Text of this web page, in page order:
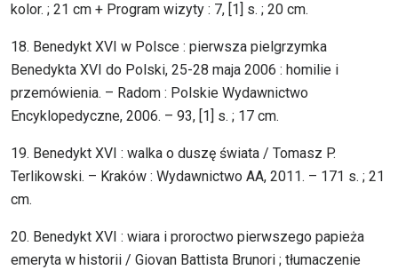
kolor. ; 21 cm + Program wizyty : 7, [1] s. ; 20 cm.
18. Benedykt XVI w Polsce : pierwsza pielgrzymka
Benedykta XVI do Polski, 25-28 maja 2006 : homilie i
przemówienia. – Radom : Polskie Wydawnictwo
Encyklopedyczne, 2006. – 93, [1] s. ; 17 cm.
19. Benedykt XVI : walka o duszę świata / Tomasz P.
Terlikowski. – Kraków : Wydawnictwo AA, 2011. – 171 s. ; 21
cm.
20. Benedykt XVI : wiara i proroctwo pierwszego papieża
emeryta w historii / Giovan Battista Brunori ; tłumaczenie